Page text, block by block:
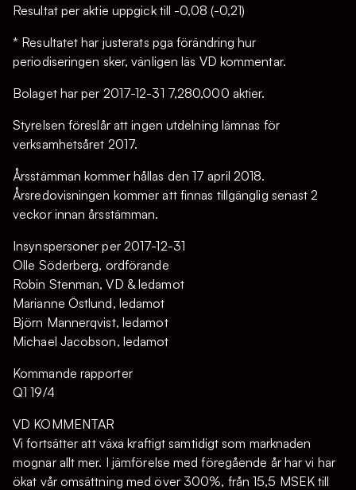
Resultat per aktie uppgick till -0,08 (-0,21)
* Resultatet har justerats pga förändring hur
periodiseringen sker, vänligen läs VD kommentar.
Bolaget har per 2017-12-31 7,280,000 aktier.
Styrelsen föreslår att ingen utdelning lämnas för
verksamhetsåret 2017.
Årsstämman kommer hållas den 17 april 2018.
Årsredovisningen kommer att finnas tillgänglig senast 2
veckor innan årsstämman.
Insynspersoner per 2017-12-31
Olle Söderberg, ordförande
Robin Stenman, VD & ledamot
Marianne Östlund, ledamot
Björn Mannerqvist, ledamot
Michael Jacobson, ledamot
Kommande rapporter
Q1 19/4
VD KOMMENTAR
Vi fortsätter att växa kraftigt samtidigt som marknaden
mognar allt mer. I jämförelse med föregående år har vi har
ökat vår omsättning med över 300%, från 15,5 MSEK till